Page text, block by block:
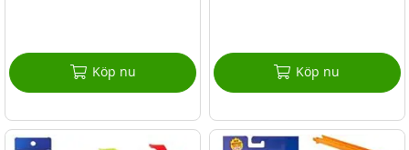
Köp nu Köp nu